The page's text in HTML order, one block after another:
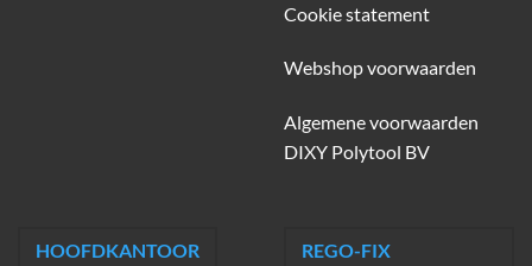
Cookie statement
Webshop voorwaarden
Algemene voorwaarden
DIXY Polytool BV
HOOFDKANTOOR
REGO-FIX